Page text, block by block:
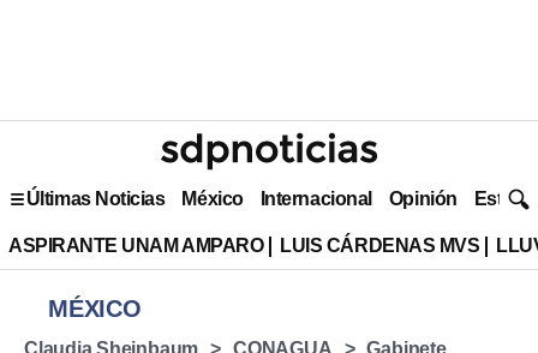
Últimas Noticias México Internacional Opinión Estilo
ASPIRANTE UNAM AMPARO LUIS CÁRDENAS MVS
MÉXICO
Claudia Sheinbaum CONAGUA Gabinete